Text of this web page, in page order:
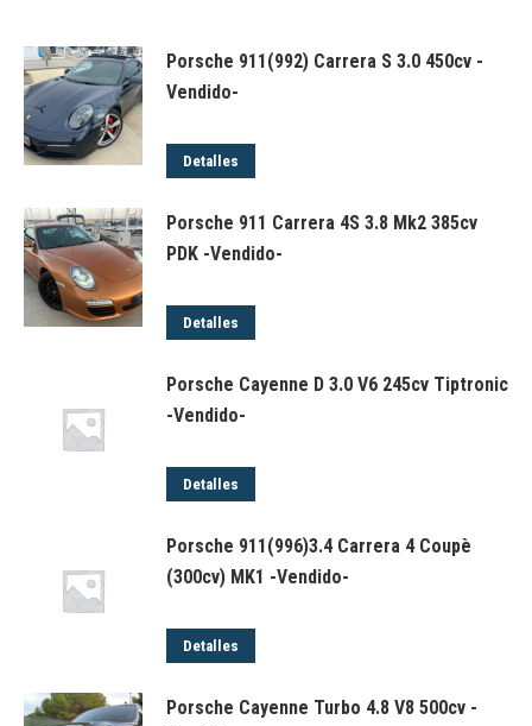
Porsche 911(992) Carrera S 3.0 450cv -
Vendido-
Detalles
Porsche 911 Carrera 4S 3.8 Mk2 385cv
PDK -Vendido-
Detalles
Porsche Cayenne D 3.0 V6 245cv Tiptronic
-Vendido-
Detalles
Porsche 911(996)3.4 Carrera 4 Coupè
(300cv) MK1 -Vendido-
Detalles
Porsche Cayenne Turbo 4.8 V8 500cv -